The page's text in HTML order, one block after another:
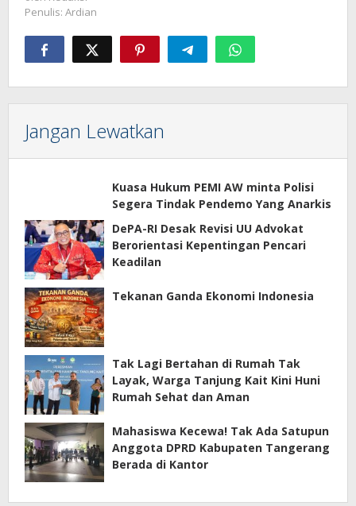
Penulis: Ardian
Jangan Lewatkan
Kuasa Hukum PEMI AW minta Polisi
Segera Tindak Pendemo Yang Anarkis
DePA-RI Desak Revisi UU Advokat
Berorientasi Kepentingan Pencari
Keadilan
Tekanan Ganda Ekonomi Indonesia
Tak Lagi Bertahan di Rumah Tak
Layak, Warga Tanjung Kait Kini Huni
Rumah Sehat dan Aman
Mahasiswa Kecewa! Tak Ada Satupun
Anggota DPRD Kabupaten Tangerang
Berada di Kantor